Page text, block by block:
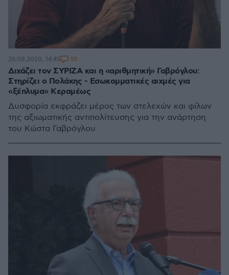
Διχάζει τον ΣΥΡΙΖΑ και η «αριθμητική» Γαβρόγλου:
Στηρίζει ο Πολάκης - Εσωκομματικές αιχμές για
«ξέπλυμα» Κεραμέως
Δυσφορία εκφράζει μέρος των στελεχών και φίλων
της αξιωματικής αντιπολίτευσης για την ανάρτηση
του Κώστα Γαβρόγλου
26.08.2020, 14:45 10